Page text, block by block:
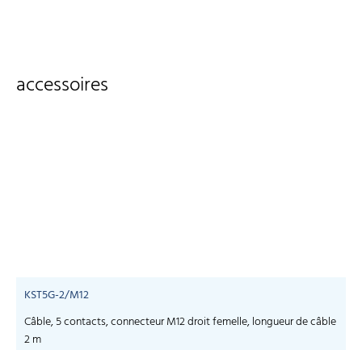
accessoires
KST5G-2/M12
Câble, 5 contacts, connecteur M12 droit femelle, longueur de câble
2 m